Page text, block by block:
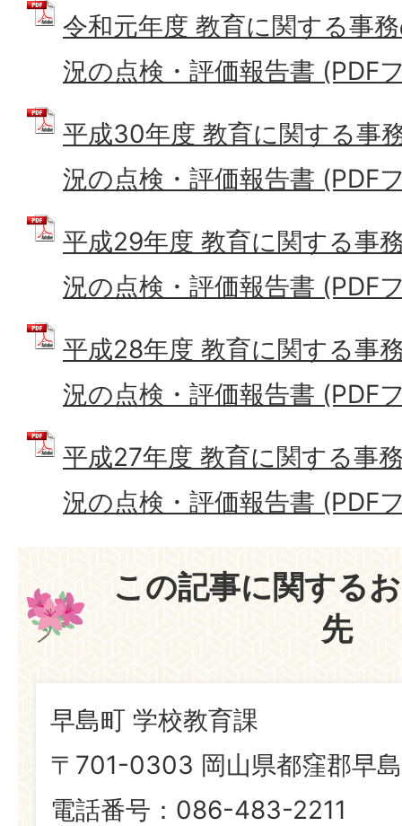
令和元年度 教育に関する事
況の点検・評価報告書 (PDF
平成30年度 教育に関する事
況の点検・評価報告書 (PDF
平成29年度 教育に関する事
況の点検・評価報告書 (PDF
平成28年度 教育に関する事
況の点検・評価報告書 (PDF
平成27年度 教育に関する事
況の点検・評価報告書 (PDF
この記事に関する
先
早島町 学校教育課
〒701-0303 岡山県都窪郡早
電話番号：086-483-2211